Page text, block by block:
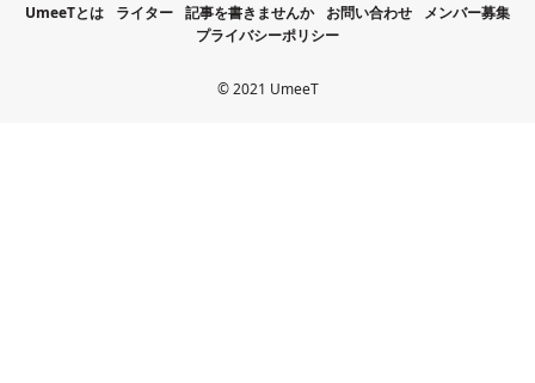
UmeeTとは ライター 記事を書きませんか お問い合わせ
メンバー募集
プライバシーポリシー
©️ 2021 UmeeT